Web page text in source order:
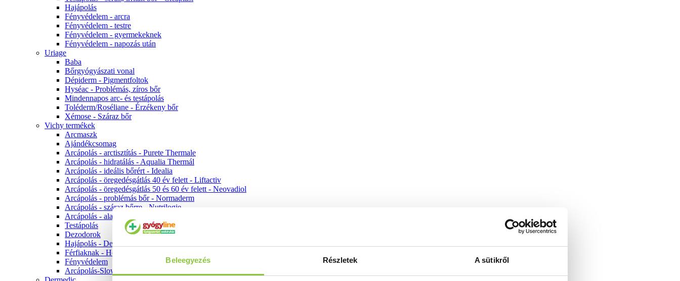
Beleegyezés Részletek A sütikről
Hajápolás
Fényvédelem - arcra
Fényvédelem - testre
Fényvédelem - gyermekeknek
Fényvédelem - napozás után
Uriage
Baba
Bőrgyógyászati vonal
Dépiderm - Pigmentfoltok
Hyséac - Problémás, zíros bőr
Mindennapos arc- és testápolás
Toléderm/Roséliane - Érzékeny bőr
Xémose - Száraz bőr
Vichy termékek
Arcmaszk
Ajándékcsomag
Arcápolás - arctisztítás - Purete Thermale
Arcápolás - hidratálás - Aqualia Thermál
Arcápolás - ideális bőrért - Idealia
Arcápolás - öregedésgátlás 40 év felett - Liftactiv
Arcápolás - öregedésgátlás 50 és 60 év felett - Neovadiol
Arcápolás - problémás bőr - Normaderm
Arcápolás - száraz bőrre - Nutrilogie
Arcápolás - alapozók
Testápolás
Dezodorok
Hajápolás - Dercos
Férfiaknak - Homme
Fényvédelem
Arcápolás-Slow Age